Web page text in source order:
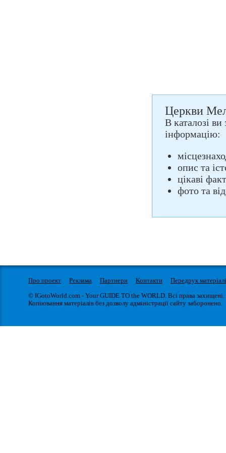
Церкви
В каталозі
інформацію:
опис та
цікаві
фото та
Про проект Реклама Партнери Контакти
Передрук
© IGotoWorld.com - Your GUIDE TO the WORLD. Всі права захищені.
Копіювання матеріалів без дозволу адміністрації сайту заборонено.